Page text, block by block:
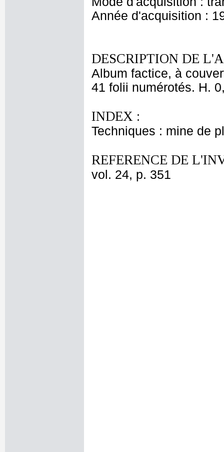
Année d'acquisition :
DESCRIPTION DE
Album factice, à
41 folii numérotés. H.
INDEX :
Techniques : mine de
REFERENCE DE
vol. 24, p. 351